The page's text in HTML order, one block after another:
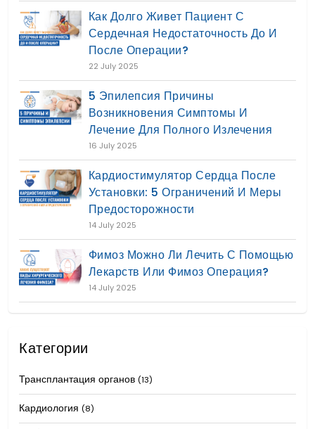
Как Долго Живет Пациент С
Сердечная Недостаточность До И
После Операции?
22 July 2025
5 Эпилепсия Причины
Возникновения Симптомы И
Лечение Для Полного Излечения
16 July 2025
Кардиостимулятор Сердца После
Установки: 5 Ограничений И Меры
Предосторожности
14 July 2025
Фимоз Можно Ли Лечить С Помощью
Лекарств Или Фимоз Операция?
14 July 2025
Категории
Трансплантация органов (13)
Кардиология (8)